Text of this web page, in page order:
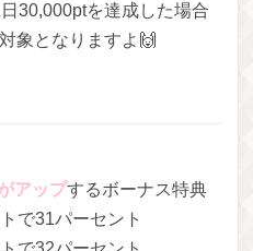
30,000ptを達成した場合
象となりますよ︎🙌
アップするボーナス特典
で31パーセント